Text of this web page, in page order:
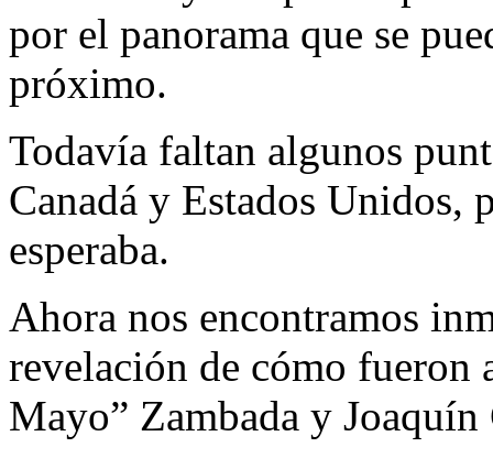
por el panorama que se
próximo.
Todavía faltan algunos
Canadá y Estados Unidos,
esperaba.
Ahora nos encontramos
revelación de cómo fueron
Mayo” Zambada y